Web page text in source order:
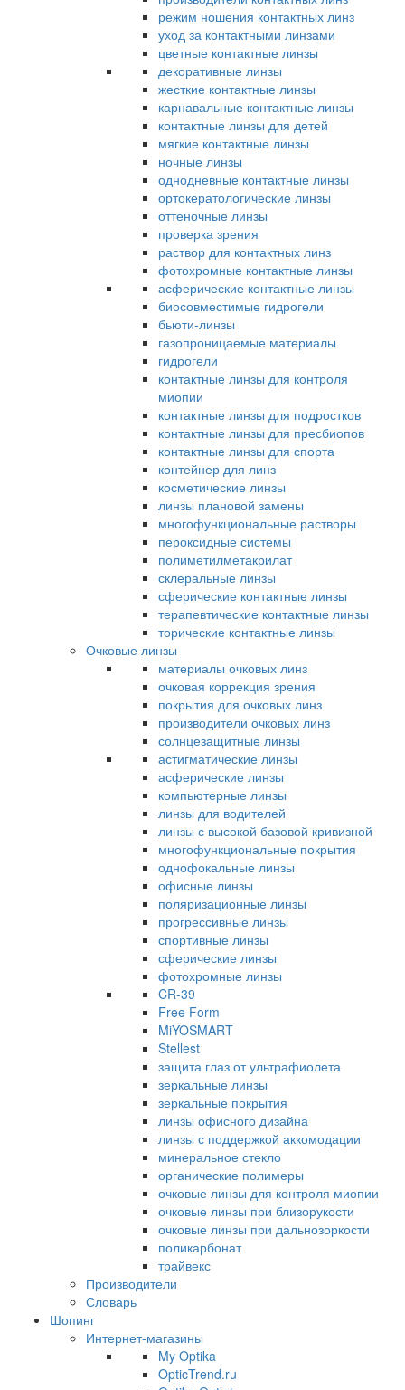
режим ношения контактных линз
уход за контактными линзами
цветные контактные линзы
декоративные линзы
жесткие контактные линзы
карнавальные контактные линзы
контактные линзы для детей
мягкие контактные линзы
ночные линзы
однодневные контактные линзы
ортокератологические линзы
оттеночные линзы
проверка зрения
раствор для контактных линз
фотохромные контактные линзы
асферические контактные линзы
биосовместимые гидрогели
бьюти-линзы
газопроницаемые материалы
гидрогели
контактные линзы для контроля
миопии
контактные линзы для подростков
контактные линзы для пресбиопов
контактные линзы для спорта
контейнер для линз
косметические линзы
линзы плановой замены
многофункциональные растворы
пероксидные системы
полиметилметакрилат
склеральные линзы
сферические контактные линзы
терапевтические контактные линзы
торические контактные линзы
Очковые линзы
материалы очковых линз
очковая коррекция зрения
покрытия для очковых линз
производители очковых линз
солнцезащитные линзы
астигматические линзы
асферические линзы
компьютерные линзы
линзы для водителей
линзы с высокой базовой кривизной
многофункциональные покрытия
однофокальные линзы
офисные линзы
поляризационные линзы
прогрессивные линзы
спортивные линзы
сферические линзы
фотохромные линзы
CR-39
Free Form
MiYOSMART
Stellest
защита глаз от ультрафиолета
зеркальные линзы
зеркальные покрытия
линзы офисного дизайна
линзы с поддержкой аккомодации
минеральное стекло
органические полимеры
очковые линзы для контроля миопии
очковые линзы при близорукости
очковые линзы при дальнозоркости
поликарбонат
трайвекс
Производители
Словарь
Шопинг
Интернет-магазины
My Optika
OpticTrend.ru